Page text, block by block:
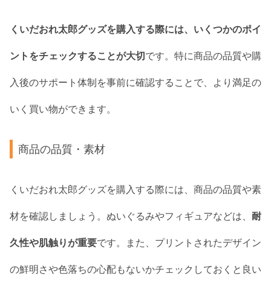
くいだおれ太郎グッズを購入する際には、いくつかのポイ
ントをチェックすることが大切 です。特に商品の品質や購
入後のサポート体制を事前に確認することで、より満足の
いく買い物ができます。
商品の品質・素材
くいだおれ太郎グッズを購入する際には、商品の品質や素
材を確認しましょう。ぬいぐるみやフィギュアなどは、 耐
久性や肌触りが重要です。また、プリントされたデザイン
の鮮明さや色落ちの心配もないかチェックしておくと良い